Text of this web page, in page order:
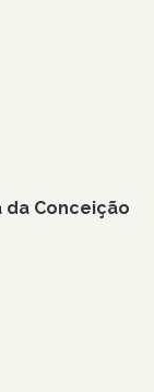
da Conceição